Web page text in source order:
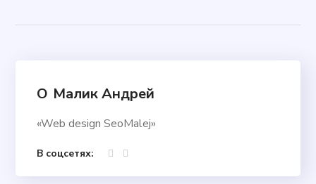
О Малик Андрей
«Web design SeoMalej»
В соцсетях: